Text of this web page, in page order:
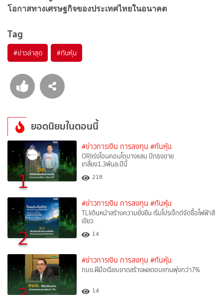
โอกาสทางเศรษฐกิจของประเทศไทยในอนาคต
Tag
#ข่าวล่าสุด #ทันหุ้น
ยอดนิยมในตอนนี้
1
#ข่าวการเงิน การลงทุน #ทันหุ้น
ORIเร่งโอนคอนโดบางแสน ปักธงขาย
เกลี้ยง1.3พันล.ปีนี้
218
2
#ข่าวการเงิน การลงทุน #ทันหุ้น
TLIเดินหน้าสร้างความยั่งยืน เริ่มโปรเจ็กต์จัดซื้อไฟฟ้าสี
เขียว
14
#ข่าวการเงิน การลงทุน #ทันหุ้น
กบข.ฝีมือเฉียบขาดสร้างผลตอบแทนพุ่งกว่า7%
14